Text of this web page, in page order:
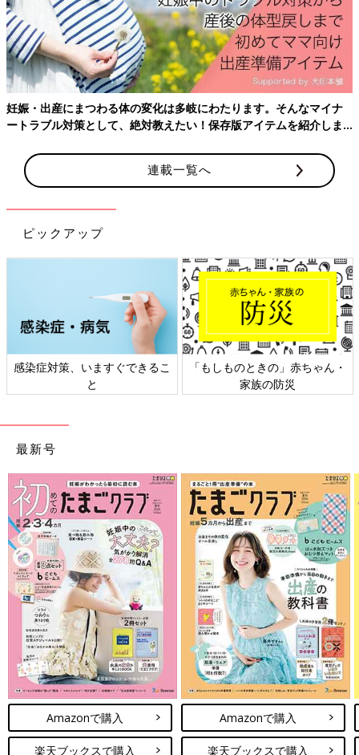
出典：Instagramアカウント「saku_haru617」
Harumamさんが使っているのは「ヌーク」の哺乳びん。なかな
ね。
Amazonで見る
楽天市場で見る
ママ友に「騙されたと思って使ってみ
て」と勧められたスプーンに感動！ 本当
に使える離乳食グッズ5選
上の子のときにはあまり工夫をせず、離乳食で
苦戦。その反省を活かし、2人目である娘の離
ママたちが選んだ哺乳びんをご紹介しました。ミルクの飲みやす
哺乳びんもあるようです。みんなが好みの哺乳びんが見つかると
よいですね。
(文：まり)
※記事内容でご紹介している投稿、リンク先は、削除される場合
があります。あらかじめご了承ください。
※記事の内容は記載当時の情報であり、現在と異なる場合があり
ます。
妊娠・出産にまつわる体の変化は多岐にわたります。そんなマイナ
ートラブル対策として、絶対教えたい！保存版アイテムを紹介しま
連載一覧へ
ピックアップ
感染症対策、いますぐできるこ
と
「もしものときの」赤ちゃん・
家族の防災
最新号
Amazonで購入
楽天ブックスで購入
Amazonで購入
楽天ブックスで購入